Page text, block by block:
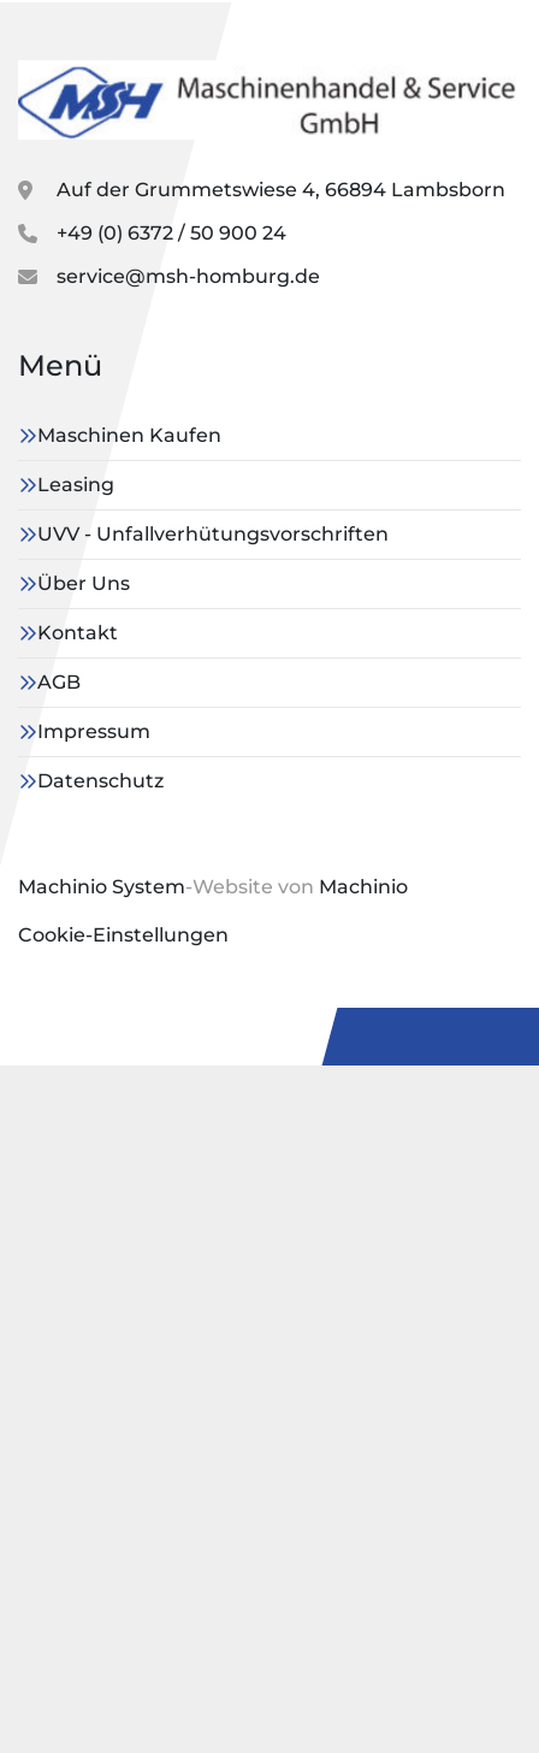
Auf der Grummetswiese 4, 66894 Lambsborn
+49 (0) 6372 / 50 900 24
service@msh-homburg.de
Menü
Maschinen Kaufen
Leasing
UVV - Unfallverhütungsvorschriften
Über Uns
Kontakt
AGB
Impressum
Datenschutz
Machinio System-Website von Machinio
Cookie-Einstellungen